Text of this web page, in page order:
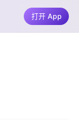
打开 App